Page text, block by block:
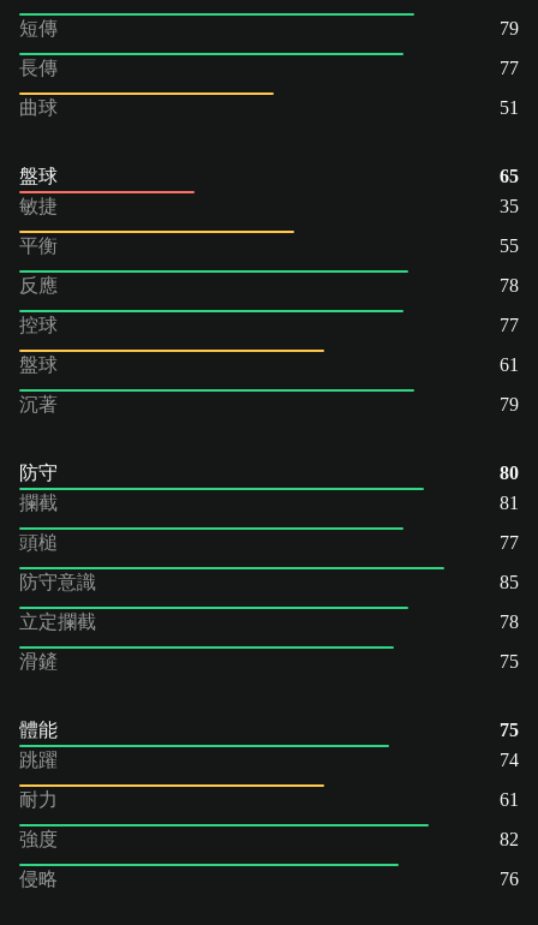
短傳
79
長傳
77
曲球
51
盤球
65
敏捷
35
平衡
55
反應
78
控球
77
盤球
61
沉著
79
防守
80
攔截
81
頭槌
77
防守意識
85
立定攔截
78
滑鏟
75
體能
75
跳躍
74
耐力
61
強度
82
侵略
76